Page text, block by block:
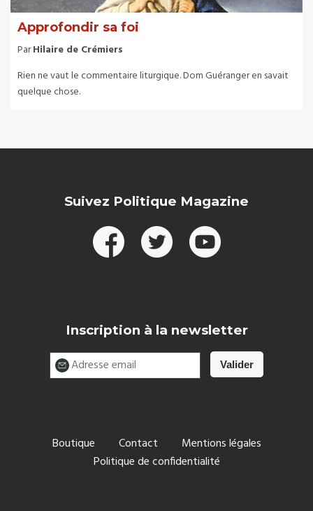
Approfondir sa foi
ParHilaire de Crémiers
Rien ne vaut le commentaire liturgique. Dom Guéranger en savait
quelque chose.
Suivez Politique Magazine
Inscription à la newsletter
Boutique Contact
Mentions légales
Politique de confidentialité